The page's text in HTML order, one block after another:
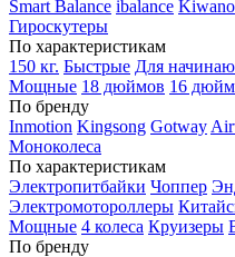
Smart Balance ibalance Kiwano
Гироскутеры
По характеристикам
150 кг. Быстрые Для
Мощные 18 дюймов 16
По бренду
Inmotion Kingsong Gotway
Моноколеса
По характеристикам
Электропитбайки Чоппер
Электромотороллеры
Мощные 4 колеса Круизеры
По бренду